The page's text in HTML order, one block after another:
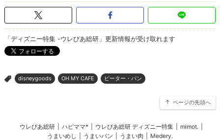
「ディズニー特集 -ウレぴあ総研」更新情報が受け取れます
> disneygoods OH MY CAFE ピーター・パン
ページの先頭へ
ウレぴあ総研 ハピママ* ウレぴあ総研 ディズニー特集 mimot.
うまいめし
うまいパン うまい肉 Medery.